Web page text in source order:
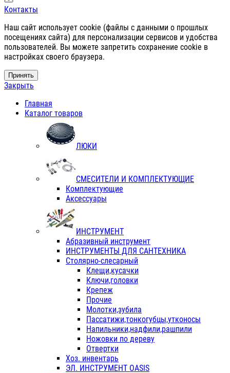
Контакты
Наш сайт использует cookie (файлы с данными о прошлых
посещениях сайта) для персонализации сервисов и удобства
пользователей. Вы можете запретить сохранение cookie в
настройках своего браузера.
Принять
Закрыть
Главная
Каталог товаров
ЛЮКИ
СМЕСИТЕЛИ И КОМПЛЕКТУЮЩИЕ
Комплектующие
Аксессуары
ИНСТРУМЕНТ
Абразивный инструмент
ИНСТРУМЕНТЫ ДЛЯ САНТЕХНИКА
Столярно-слесарный
Клещи,кусачки
Ключи,головки
Крепеж
Прочие
Молотки,зубила
Пассатижи,тонкогубцы,утконосы
Напильники,надфили,рашпили
Ножовки по дереву
Отвертки
Хоз. инвентарь
ЭЛ. ИНСТРУМЕНТ OASIS